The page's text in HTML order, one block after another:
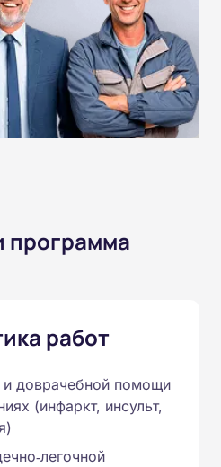
программа
работ
и доврачебной помощи
(инфаркт, инсульт,